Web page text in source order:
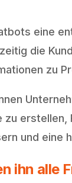
eine
die
zu
und eine
ihn alle